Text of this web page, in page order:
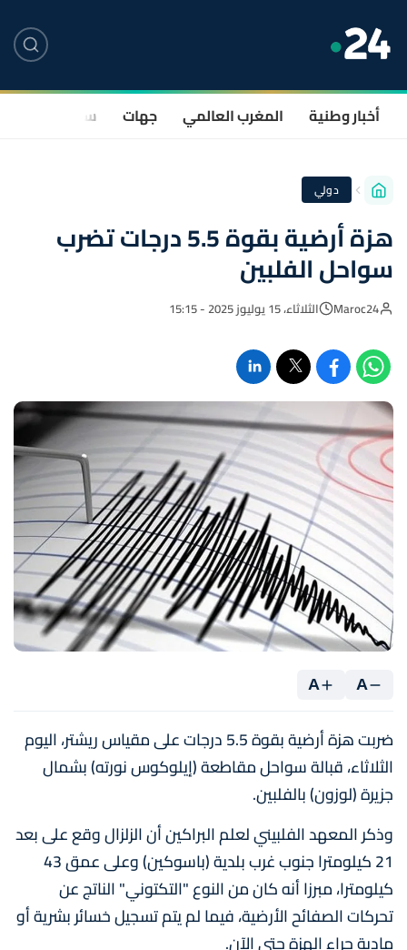
أخبار وطنية المغرب العالمي جهات سياسة
دولي
هزة أرضية بقوة 5.5 درجات تضرب
سواحل الفلبين
Maroc24 الثلاثاء، 15 يوليوز 2025 - 15:15
A
A
ضربت هزة أرضية بقوة 5.5 درجات على مقياس ريشتر، اليوم
الثلاثاء، قبالة سواحل مقاطعة (إيلوكوس نورته) بشمال
جزيرة (لوزون) بالفلبين.
وذكر المعهد الفلبيني لعلم البراكين أن الزلزال وقع على بعد
21 كيلومترا جنوب غرب بلدية (باسوكين) وعلى عمق 43
كيلومترا، مبرزا أنه كان من النوع "التكتوني" الناتج عن
تحركات الصفائح الأرضية، فيما لم يتم تسجيل خسائر بشرية أو
مادية جراء الهزة حتى الآن.